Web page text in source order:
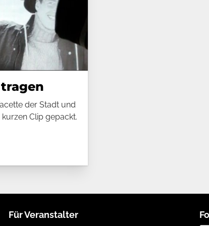
der Stadt und
Clip gepackt.
Für Veranstalter